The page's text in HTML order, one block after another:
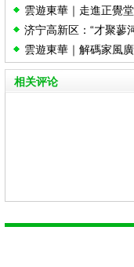
司
雲遊東華｜走進正覺
济宁高新区：“才聚蓼
雲遊東華｜解碼家風
相关评论